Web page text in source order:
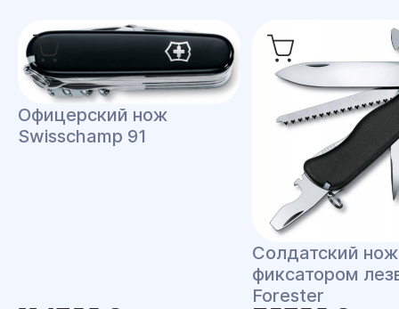
Офицерский нож
Swisschamp 91
Солдатский
фиксатором
Forester